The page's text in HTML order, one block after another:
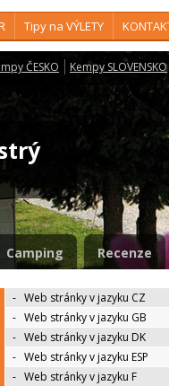
Tipy na VÝLETY
ČESKO Kempy SLOVENSKO
Camping Recenze
- Web stránky v jazyku CZ
- Web stránky v jazyku GB
- Web stránky v jazyku DK
- Web stránky v jazyku ESP
- Web stránky v jazyku F